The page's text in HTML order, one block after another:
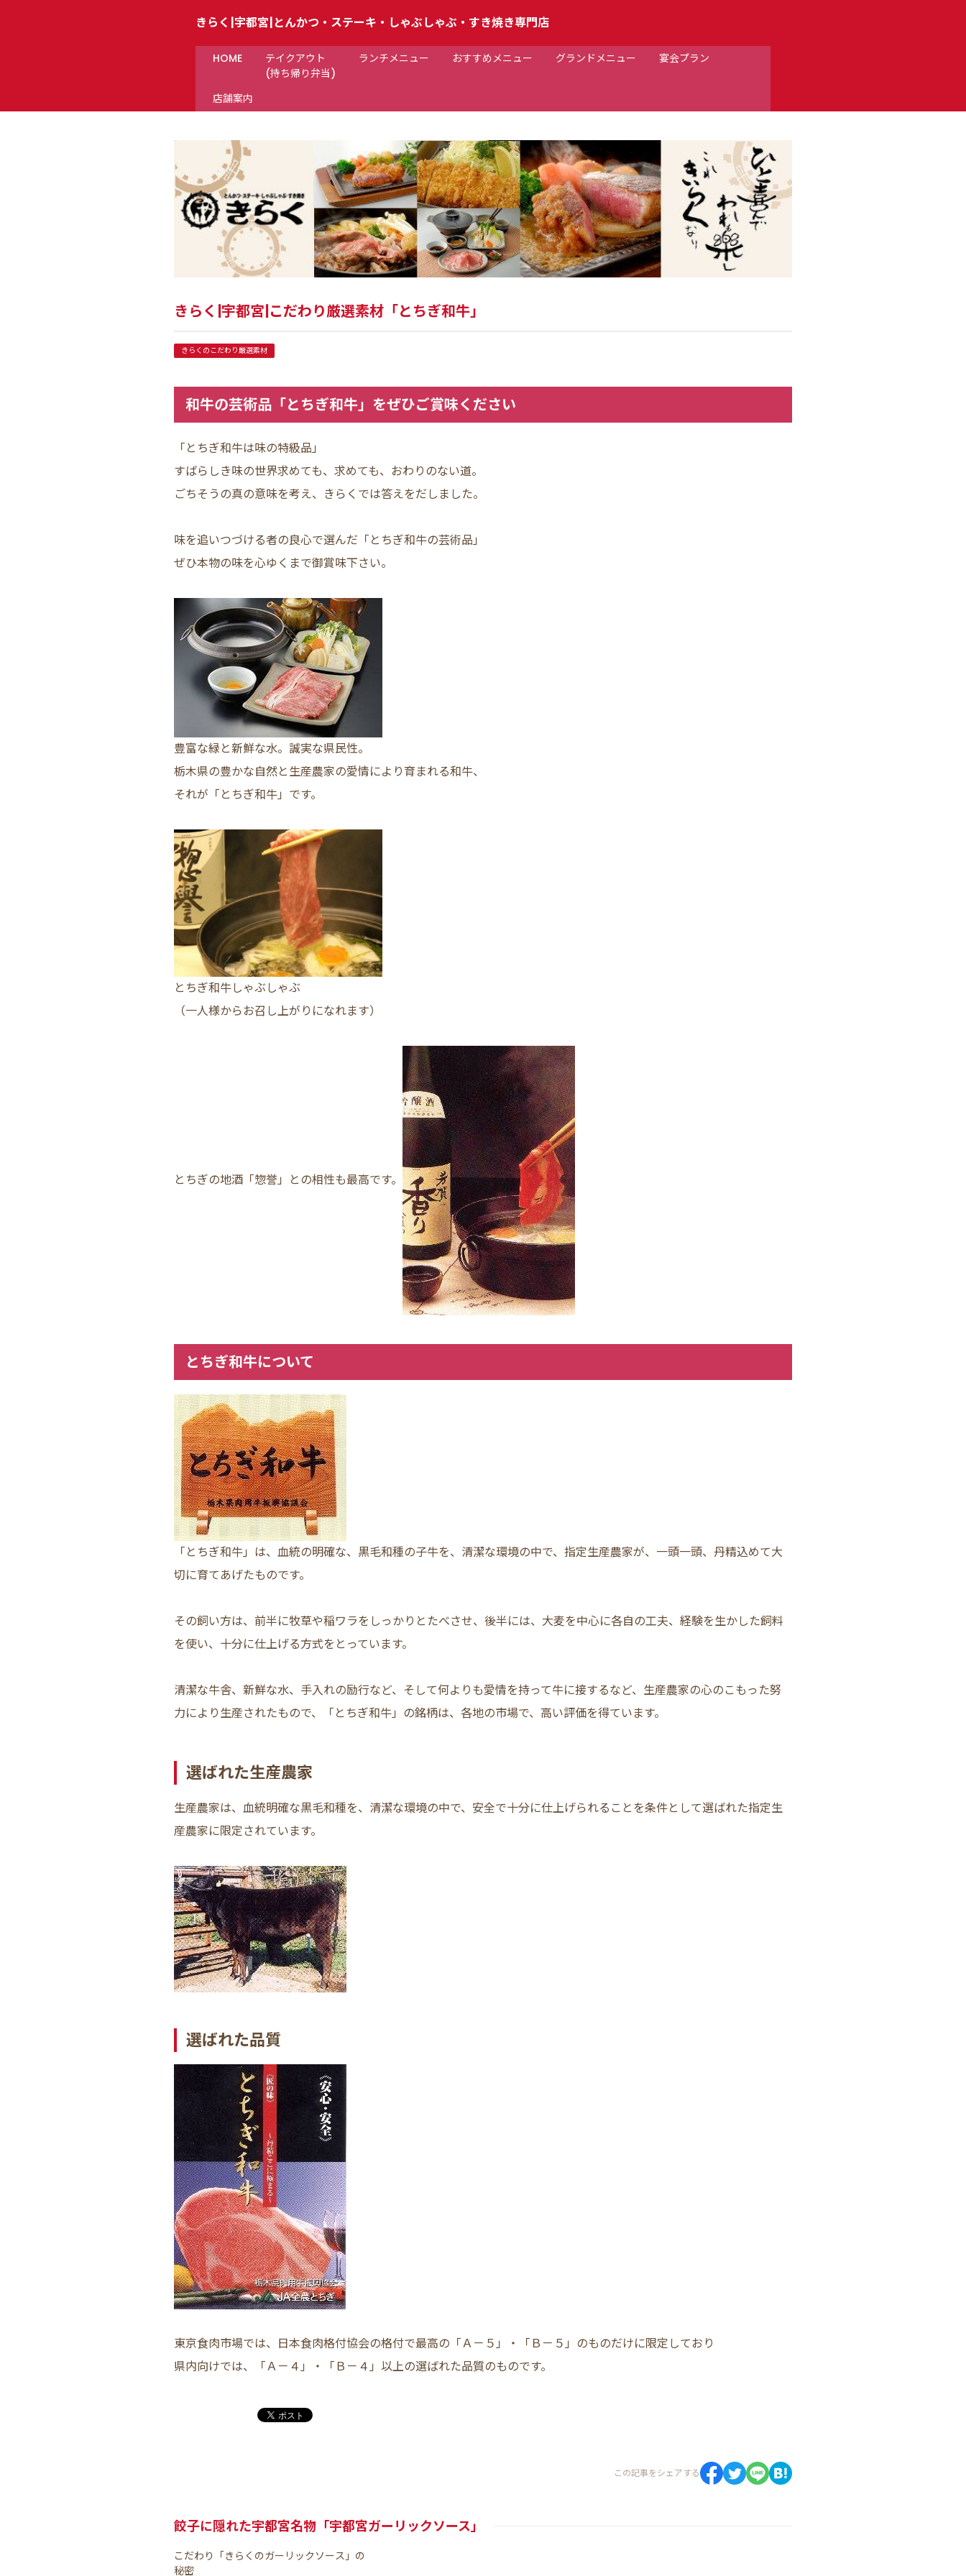
きらく|宇都宮|とんかつ・ステーキ・しゃぶしゃぶ・すき焼き専門店
HOME
テイクアウト
(持ち帰り弁当)
ランチメニュー おすすめメニュー グランドメニュー 宴会プラン
店舗案内
きらく|宇都宮|こだわり厳選素材「とちぎ和牛」
きらくのこだわり厳選素材
和牛の芸術品「とちぎ和牛」をぜひご賞味ください
「とちぎ和牛は味の特級品」
すばらしき味の世界求めても、求めても、おわりのない道。
ごちそうの真の意味を考え、きらくでは答えをだしました。
味を追いつづける者の良心で選んだ「とちぎ和牛の芸術品」
ぜひ本物の味を心ゆくまで御賞味下さい。
豊富な緑と新鮮な水。誠実な県民性。
栃木県の豊かな自然と生産農家の愛情により育まれる和牛、
それが「とちぎ和牛」です。
とちぎ和牛しゃぶしゃぶ
（一人様からお召し上がりになれます）
とちぎの地酒「惣誉」との相性も最高です。
とちぎ和牛について
「とちぎ和牛」は、血統の明確な、黒毛和種の子牛を、清潔な環境の中で、指定生産農家が、一頭一頭、丹精込めて大
切に育てあげたものです。
その飼い方は、前半に牧草や稲ワラをしっかりとたべさせ、後半には、大麦を中心に各自の工夫、経験を生かした飼料
を使い、十分に仕上げる方式をとっています。
清潔な牛舎、新鮮な水、手入れの励行など、そして何よりも愛情を持って牛に接するなど、生産農家の心のこもった努
力により生産されたもので、「とちぎ和牛」の銘柄は、各地の市場で、高い評価を得ています。
選ばれた生産農家
生産農家は、血統明確な黒毛和種を、清潔な環境の中で、安全で十分に仕上げられることを条件として選ばれた指定生
産農家に限定されています。
選ばれた品質
東京食肉市場では、日本食肉格付協会の格付で最高の「Ａ－５」・「Ｂ－５」のものだけに限定しており
県内向けでは、「Ａ－４」・「Ｂ－４」以上の選ばれた品質のものです。
この記事をシェアする
餃子に隠れた宇都宮名物「宇都宮ガーリックソース」
こだわり「きらくのガーリックソース」の
秘密